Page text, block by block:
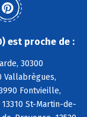
est proche de :
30300
Vallabrègues,
Fontvieille,
St-Martin-de-